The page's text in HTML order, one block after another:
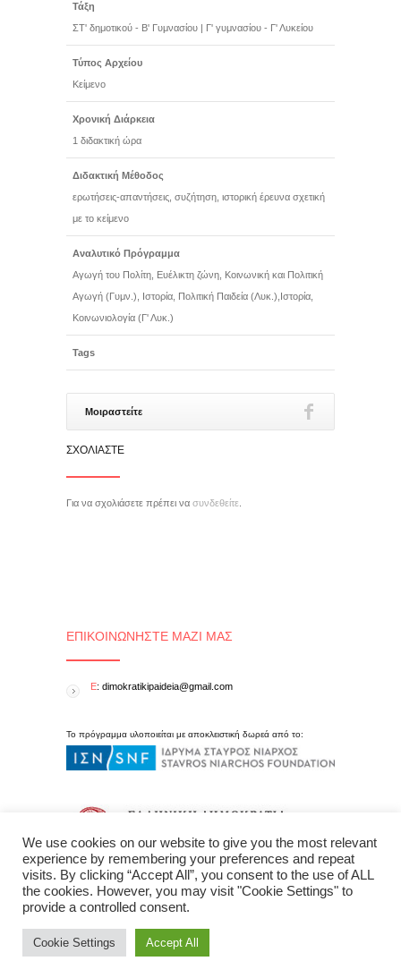
Τάξη
ΣΤ' δημοτικού - Β' Γυμνασίου | Γ' γυμνασίου - Γ' Λυκείου
Τύπος Αρχείου
Κείμενο
Χρονική Διάρκεια
1 διδακτική ώρα
Διδακτική Μέθοδος
ερωτήσεις-απαντήσεις, συζήτηση, ιστορική έρευνα σχετική
με το κείμενο
Αναλυτικό Πρόγραμμα
Αγωγή του Πολίτη, Ευέλικτη ζώνη, Κοινωνική και Πολιτική
Αγωγή (Γυμν.), Ιστορία, Πολιτική Παιδεία (Λυκ.),Ιστορία,
Κοινωνιολογία (Γ' Λυκ.)
Tags
Μοιραστείτε
ΣΧΟΛΙΆΣΤΕ
Για να σχολιάσετε πρέπει να συνδεθείτε
ΕΠΙΚΟΙΝΩΝΉΣΤΕ ΜΑΖΊ ΜΑΣ
E: dimokratikipaideia@gmail.com
Το πρόγραμμα υλοποιείται με αποκλειστική δωρεά από το:
We use cookies on our website to give you the most relevant
experience by remembering your preferences and repeat
visits. By clicking “Accept All”, you consent to the use of ALL
the cookies. However, you may visit "Cookie Settings" to
provide a controlled consent.
Cookie Settings Accept All